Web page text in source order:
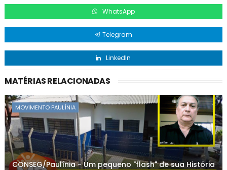
WhatsApp
Telegram
LinkedIn
MATÉRIAS RELACIONADAS
MOVIMENTO PAULÍNIA
CONSEG/Paulínia - Um pequeno "flash" de sua História